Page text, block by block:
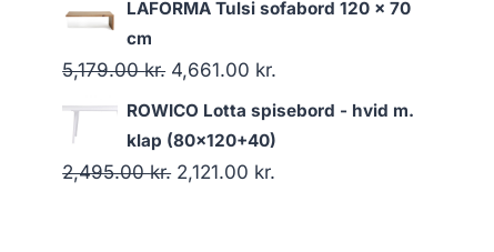
LAFORMA Tulsi sofabord 120 x 70
cm
5,179.00kr. 4,661.00 kr.
ROWICO Lotta spisebord - hvid m.
klap (80x120+40)
2,495.00kr. 2,121.00 kr.